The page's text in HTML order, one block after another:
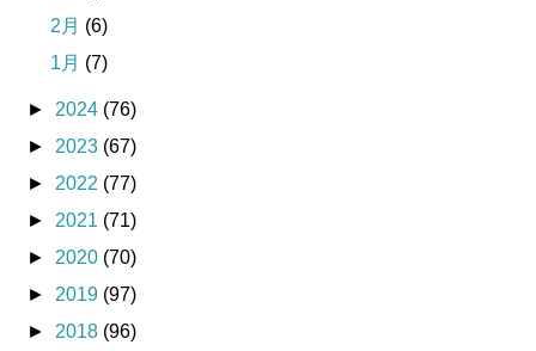
2月 (6)
1月 (7)
► 2024 (76)
► 2023 (67)
► 2022 (77)
► 2021 (71)
► 2020 (70)
► 2019 (97)
► 2018 (96)